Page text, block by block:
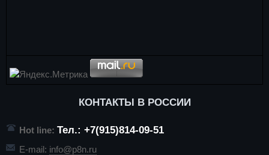
КОНТАКТЫ В РОССИИ
Hot line: Тел.: +7(915)814-09-51
E-mail: info@p8n.ru